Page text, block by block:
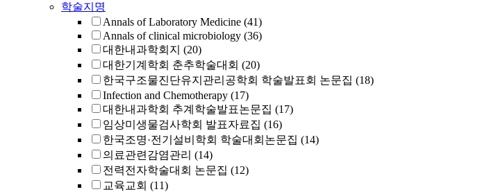
학술지명
Annals of Laboratory Medicine (41)
Annals of clinical microbiology (36)
대한내과학회지 (20)
대한기계학회 춘추학술대회 (20)
한국구조물진단유지관리공학회 학술발표회 논문집 (18)
Infection and Chemotherapy (17)
대한내과학회 추계학술발표논문집 (17)
임상미생물검사학회 발표자료집 (16)
한국조명·전기설비학회 학술대회논문집 (14)
의료관련감염관리 (14)
전력전자학술대회 논문집 (12)
교육교회 (11)